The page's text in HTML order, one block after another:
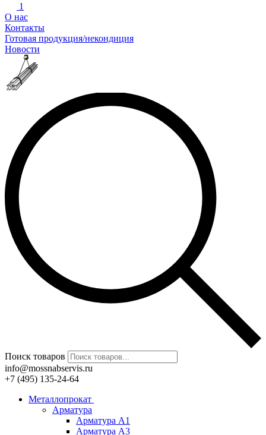
1
О нас
Контакты
Готовая продукция/некондиция
Новости
Поиск товаров
info@mossnabservis.ru
+7 (495) 135-24-64
Металлопрокат
Арматура
Арматура А1
Арматура А3